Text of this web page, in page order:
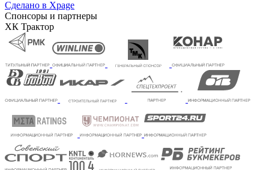
Сделано в Xpage
Спонсоры и партнеры
ХК Трактор